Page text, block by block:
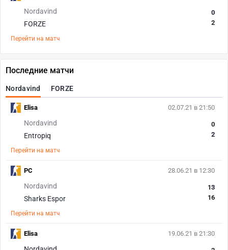
Nordavind
FORZE
0
2
Перейти на матч
Последние матчи
Nordavind FORZE
02.07.21 в 21:50
Nordavind
Entropiq
0
2
Перейти на матч
Elisa
28.06.21 в 12:30
Nordavind
Sharks Espor
13
16
Перейти на матч
PC
19.06.21 в 21:30
Elisa